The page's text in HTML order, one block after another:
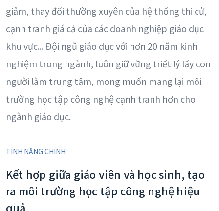
giảm, thay đổi thường xuyên của hệ thống thi cử,
cạnh tranh giá cả của các doanh nghiệp giáo dục
khu vực... Đội ngũ giáo dục với hơn 20 năm kinh
nghiệm trong ngành, luôn giữ vững triết lý lấy con
người làm trung tâm, mong muốn mang lại môi
trường học tập công nghệ cạnh tranh hơn cho
ngành giáo dục.
TÍNH NĂNG CHÍNH
Kết hợp giữa giáo viên và học sinh, tạo
ra môi trường học tập công nghệ hiệu
quả